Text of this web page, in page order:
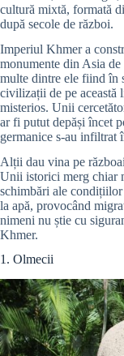
cultură mixtă, formată
după secole de război.
Imperiul Khmer a
monumente din Asia
multe dintre ele fiind în
civilizații de pe această
misterios. Unii
ar fi putut depăși încet
germanice s-au infiltrat
Alții dau vina pe
Unii istorici merg chiar
schimbări ale
la apă, provocând
nimeni nu știe cu
Khmer.
1. Olmecii